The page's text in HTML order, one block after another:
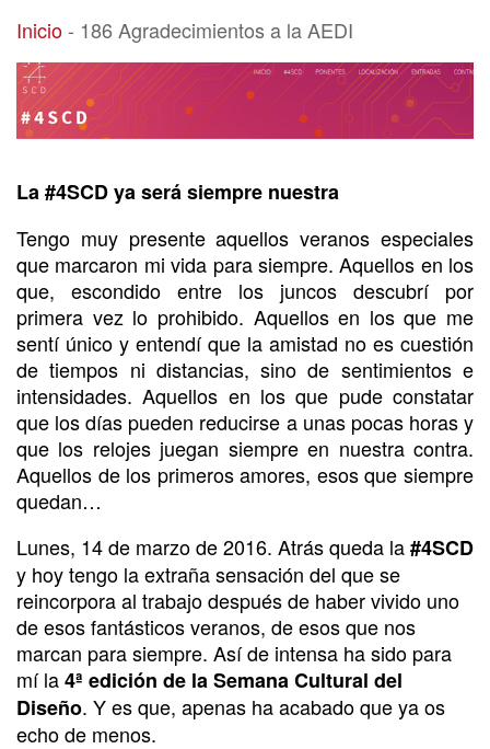
186 Agradecimientos a la AEDI
Inicio- 186 Agradecimientos a la AEDI
La #4SCD ya será siempre nuestra
Tengo muy presente aquellos veranos especiales
que marcaron mi vida para siempre. Aquellos en los
que, escondido entre los juncos descubrí por
primera vez lo prohibido. Aquellos en los que me
sentí único y entendí que la amistad no es cuestión
de tiempos ni distancias, sino de sentimientos e
intensidades. Aquellos en los que pude constatar
que los días pueden reducirse a unas pocas horas y
que los relojes juegan siempre en nuestra contra.
Aquellos de los primeros amores, esos que siempre
quedan…
Lunes, 14 de marzo de 2016. Atrás queda la#4SCD
y hoy tengo la extraña sensación del que se
reincorpora al trabajo después de haber vivido uno
de esos fantásticos veranos, de esos que nos
marcan para siempre. Así de intensa ha sido para
mí la4ª edición de la Semana Cultural del
Diseño. Y es que, apenas ha acabado que ya os
echo de menos.